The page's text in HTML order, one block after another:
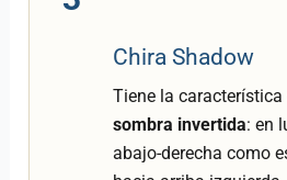
Chira Shadow
Tiene la
sombra invertida: en
abajo-derecha como